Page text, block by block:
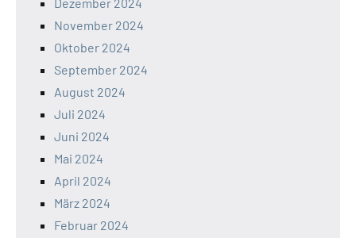
November 2024
Oktober 2024
September 2024
August 2024
Juli 2024
Juni 2024
Mai 2024
April 2024
März 2024
Februar 2024